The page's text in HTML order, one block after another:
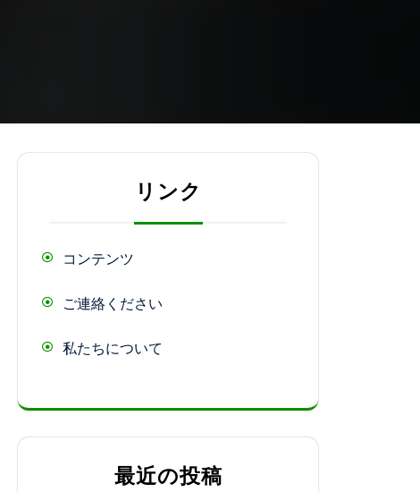
リンク
コンテンツ
ご連絡ください
私たちについて
最近の投稿